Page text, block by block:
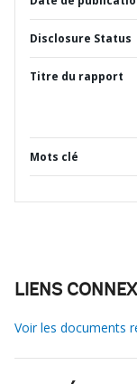
Disclosure Status
Titre du rapport
Mots clé
LIENS
Voir les documents